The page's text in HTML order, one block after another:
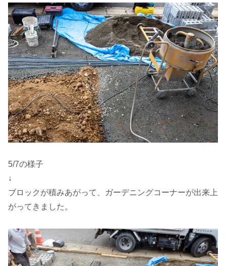
5/7の様子
↓
ブロックが積みあがって、ガーデニングコーナーが出来上
がってきました。